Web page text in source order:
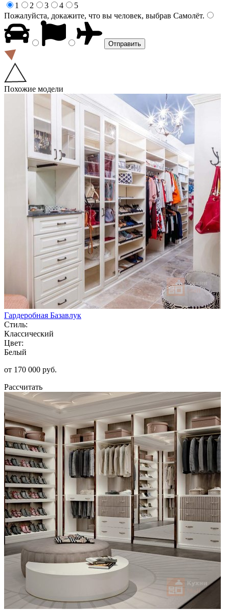
1
2 3 4
5
Пожалуйста, докажите, что вы человек, выбрав Самолёт.
Похожие модели
Гардеробная Базавлук
Стиль:
Классический
Цвет:
Белый
от 170 000 руб.
Рассчитать